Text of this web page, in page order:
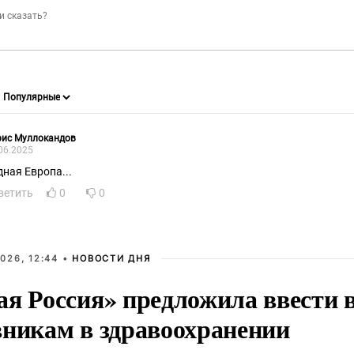
Муллокандов
Европа...
0 0
12:44 • НОВОСТИ ДНЯ
Россия» предложила
в здравоохранении